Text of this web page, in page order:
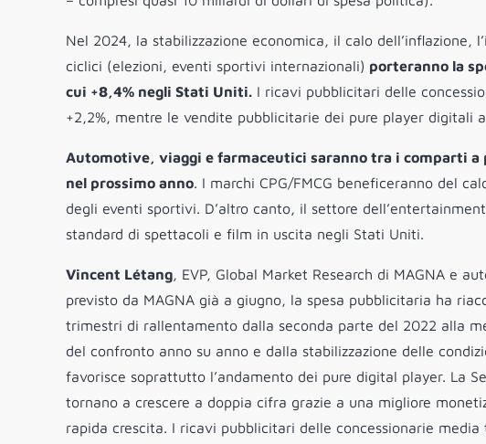
Nel 2024, la stabilizzazione economica, il calo
ciclici (elezioni, eventi sportivi internazionali) porteranno la
cui +8,4% negli Stati Uniti. I ricavi pubblicitari delle
+2,2%, mentre le vendite pubblicitarie dei pure player digitali
Automotive, viaggi e farmaceutici saranno tra i comparti
nel prossimo anno. I marchi CPG/FMCG beneficeranno del
degli eventi sportivi. D’altro canto, il settore
standard di spettacoli e film in uscita negli Stati Uniti.
Vincent Létang, EVP, Global Market Research di MAGNA e
previsto da MAGNA già a giugno, la spesa pubblicitaria ha
trimestri di rallentamento dalla seconda parte del 2022 alla
del confronto anno su anno e dalla stabilizzazione delle
favorisce soprattutto l’andamento dei pure digital player. La
tornano a crescere a doppia cifra grazie a una migliore
rapida crescita. I ricavi pubblicitari delle concessionarie